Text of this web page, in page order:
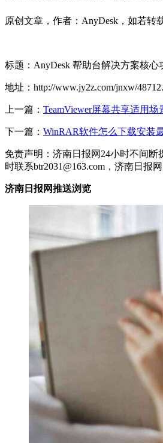
原创文章，作者：AnyDesk，如若转
标题：AnyDesk 帮助台解决方案核
地址：http://www.jy2z.com/jnxw/
上一篇： TeamViewer屏幕共享适用
下一篇： WinRAR软件怎么下载安装
免责声明：济南日报网24小时不间
时联系btr2031@163.com，济南日报
济南日报网推送浏览